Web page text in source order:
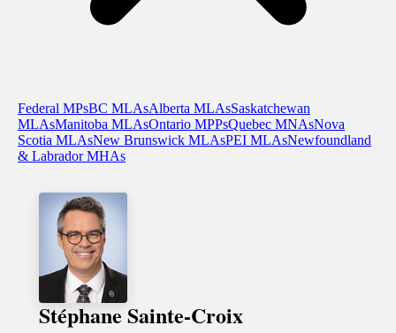
Federal MPsBC MLAsAlberta MLAsSaskatchewan
MLAsManitoba MLAsOntario MPPsQuebec MNAsNova
Scotia MLAsNew Brunswick MLAsPEI MLAsNewfoundland
& Labrador MHAs
Stéphane Sainte-Croix